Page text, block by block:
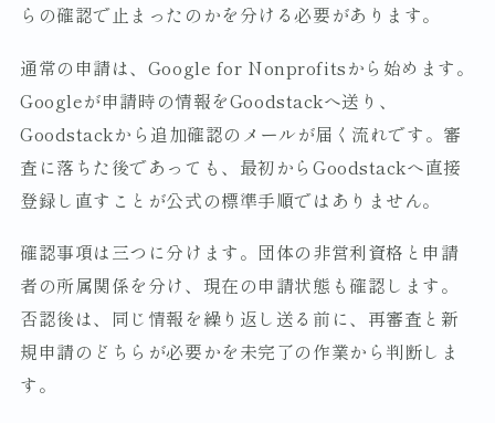
らの確認で止まったのかを分ける必要があります。
通常の申請は、Google for Nonprofitsから始めます。
Googleが申請時の情報をGoodstackへ送り、
Goodstackから追加確認のメールが届く流れです。審
査に落ちた後であっても、最初からGoodstackへ直接
登録し直すことが公式の標準手順ではありません。
確認事項は三つに分けます。団体の非営利資格と申請
者の所属関係を分け、現在の申請状態も確認します。
否認後は、同じ情報を繰り返し送る前に、再審査と新
規申請のどちらが必要かを未完了の作業から判断しま
す。